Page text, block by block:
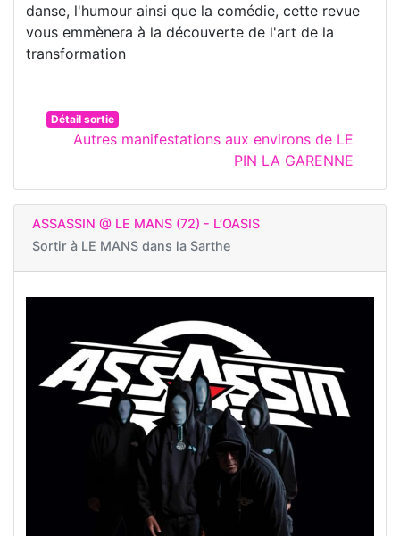
danse, l'humour ainsi que la comédie, cette revue
vous emmènera à la découverte de l'art de la
transformation
Détail sortie
Autres manifestations aux environs de LE
PIN LA GARENNE
ASSASSIN @ LE MANS (72) - L’OASIS
Sortir à LE MANS dans la Sarthe